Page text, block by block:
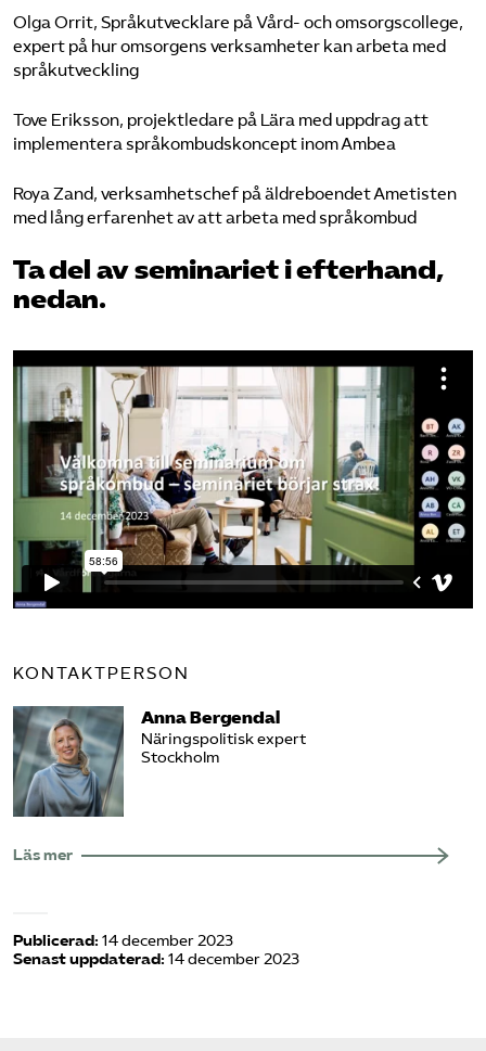
Olga Orrit, Språkutvecklare på Vård- och omsorgscollege,
expert på hur omsorgens verksamheter kan arbeta med
språkutveckling
Tove Eriksson, projektledare på Lära med uppdrag att
implementera språkombudskoncept inom Ambea
Roya Zand, verksamhetschef på äldreboendet Ametisten
med lång erfarenhet av att arbeta med språkombud
Ta del av seminariet i efterhand,
nedan.
KONTAKTPERSON
Anna Bergendal
Näringspolitisk expert
Stockholm
Läs mer
Publicerad: 14 december 2023
Senast uppdaterad: 14 december 2023